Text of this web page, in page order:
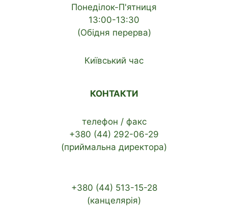
Понеділок-П'ятниця
13:00-13:30
(Обідня перерва)
Київський час
КОНТАКТИ
телефон / факс
+380 (44) 292-06-29
(приймальна директора)
+380 (44) 513-15-28
(канцелярія)